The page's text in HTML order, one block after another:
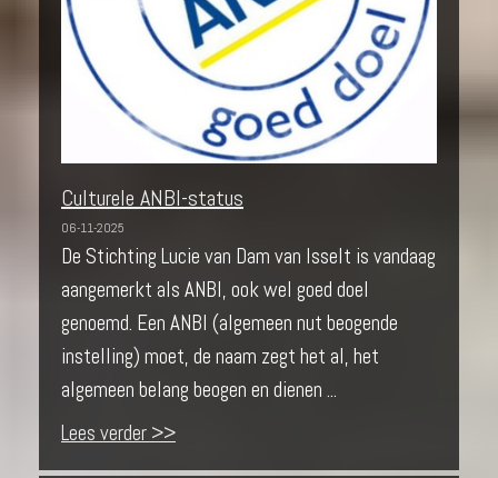
Culturele ANBI-status
06-11-2025
De Stichting Lucie van Dam van Isselt is vandaag
aangemerkt als ANBI, ook wel goed doel
genoemd. Een ANBI (algemeen nut beogende
instelling) moet, de naam zegt het al, het
algemeen belang beogen en dienen ...
Lees verder >>